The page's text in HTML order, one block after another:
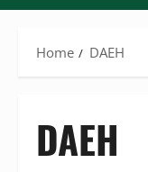
Home DAEH
DAEH